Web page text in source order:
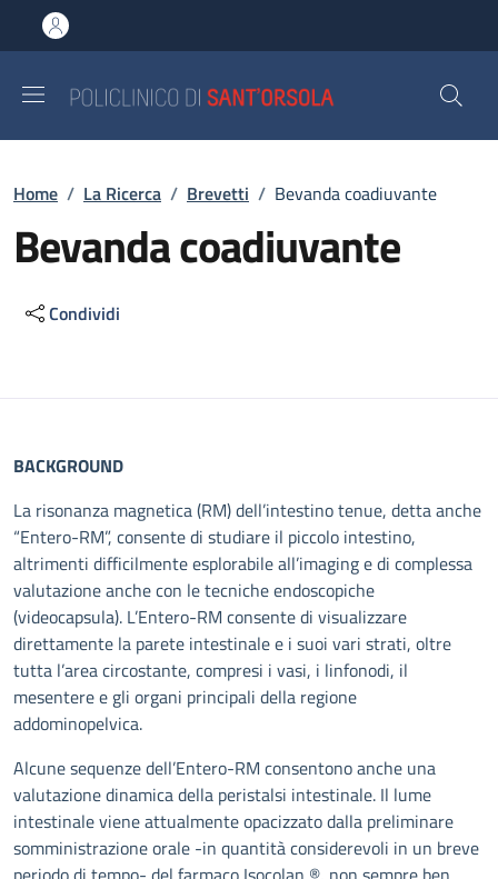
al contenuto principale
to footer content
Briciole di pane
Home / La Ricerca / Brevetti / Bevanda coadiuvante
Bevanda coadiuvante
Condividi
Descrizione
BACKGROUND
La risonanza magnetica (RM) dell’intestino tenue, detta anche
“Entero-RM”, consente di studiare il piccolo intestino,
altrimenti difficilmente esplorabile all’imaging e di complessa
valutazione anche con le tecniche endoscopiche
(videocapsula). L’Entero-RM consente di visualizzare
direttamente la parete intestinale e i suoi vari strati, oltre
tutta l’area circostante, compresi i vasi, i linfonodi, il
mesentere e gli organi principali della regione
addominopelvica.
Alcune sequenze dell’Entero-RM consentono anche una
valutazione dinamica della peristalsi intestinale. Il lume
intestinale viene attualmente opacizzato dalla preliminare
somministrazione orale -in quantità considerevoli in un breve